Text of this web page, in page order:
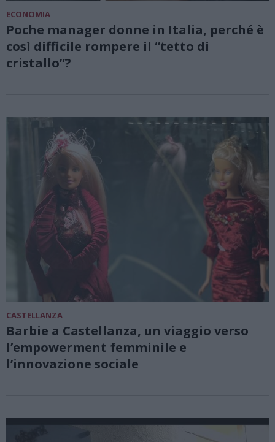
ECONOMIA
Poche manager donne in Italia, perché è
così difficile rompere il “tetto di
cristallo”?
CASTELLANZA
Barbie a Castellanza, un viaggio verso
l’empowerment femminile e
l’innovazione sociale